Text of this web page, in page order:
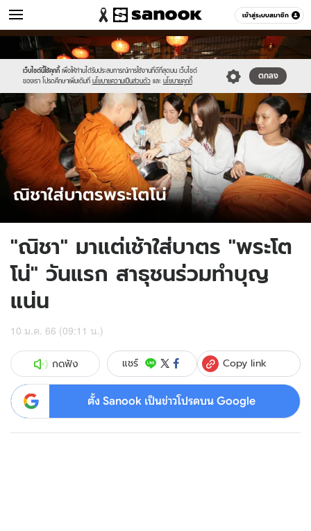
เข้าสู่ระบบสมาชิก
ข่าว หมวดอื่นๆ
เว็บไซต์นี้ใช้คุกกี้ เพื่อให้ท่านได้รับประสบการณ์การใช้งานที่ดีที่สุดบน เว็บไซต์
ของเรา โปรดศึกษาเพิ่มเติมที่ นโยบายความเป็นส่วนตัว และ นโยบายคุกกี้
ตกลง
Sanook
//s.isanook.com/sr/0/images/logo-
new-
sanook.png
600
60
//s.isanook.com/ns/0/ud/1747/8737318/tagline-
template-
2023-
10.jpg
"ณิชา" มาแต่เช้าใส่บาตร "พระโต
โน่" วันแรก สาธุชนร่วมทำบุญ
แน่น
10 ม.ค. 66 (09:11 น.)
กดฟัง แชร์ Copy link
ตั้ง Sanook เป็นข่าวโปรดบน Google